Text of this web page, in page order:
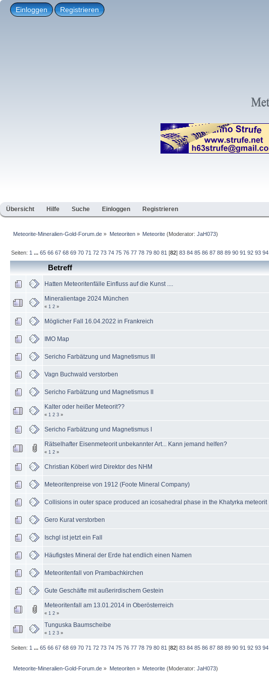
Einloggen Registrieren
Übersicht Hilfe Suche Einloggen Registrieren
Meteorite-Mineralien-Gold-Forum.de » Meteoriten» Meteorite(Moderator: JaH073)
Seiten: 1 ...65 66 67 68 69 70 71 72 73 74 75 76 77 78 79 80 81 [82]83 84 85 86 87 88 89 90 91 92 93 94
Betreff
Hatten Meteoritenfälle Einfluss auf die Kunst ....
Mineralientage 2024 München
« 1 2 »
Möglicher Fall 16.04.2022 in Frankreich
IMO Map
Sericho Farbätzung und Magnetismus III
Vagn Buchwald verstorben
Sericho Farbätzung und Magnetismus II
Kalter oder heißer Meteorit??
« 1 2 3 »
Sericho Farbätzung und Magnetismus I
Rätselhafter Eisenmeteorit unbekannter Art... Kann jemand helfen?
« 1 2 »
Christian Köberl wird Direktor des NHM
Meteoritenpreise von 1912 (Foote Mineral Company)
Collisions in outer space produced an icosahedral phase in the Khatyrka meteorit
Gero Kurat verstorben
Ischgl ist jetzt ein Fall
Häufigstes Mineral der Erde hat endlich einen Namen
Meteoritenfall von Prambachkirchen
Gute Geschäfte mit außerirdischem Gestein
Meteoritenfall am 13.01.2014 in Oberösterreich
« 1 2 »
Tunguska Baumscheibe
« 1 2 3 »
Seiten: 1 ...65 66 67 68 69 70 71 72 73 74 75 76 77 78 79 80 81 [82]83 84 85 86 87 88 89 90 91 92 93 94
Meteorite-Mineralien-Gold-Forum.de » Meteoriten» Meteorite(Moderator: JaH073)